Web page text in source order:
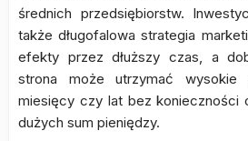
średnich przedsiębiorstw.
także długofalowa strategia
efekty przez dłuższy czas, a
strona może utrzymać wysokie
miesięcy czy lat bez konieczności
dużych sum pieniędzy.